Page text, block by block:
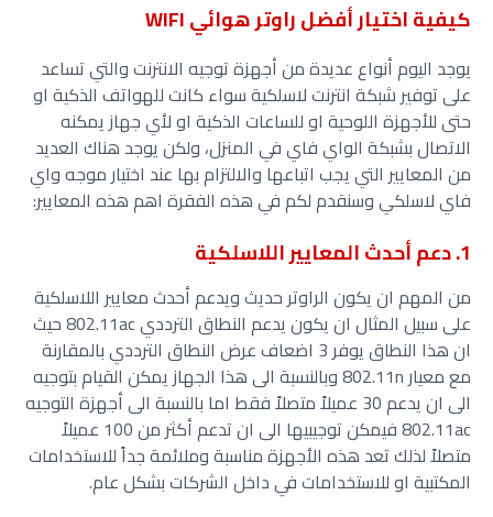
كيفية اختيار أفضل راوتر هوائي WIFI
يوجد اليوم أنواع عديدة من أجهزة توجيه الانترنت والتي تساعد
على توفير شبكة انترنت لاسلكية سواء كانت للهواتف الذكية او
حتى للأجهزة اللوحية او للساعات الذكية او لأي جهاز يمكنه
الاتصال بشبكة الواي فاي في المنزل، ولكن يوجد هناك العديد
من المعايير التي يجب اتباعها والالتزام بها عند اختيار موجه واي
فاي لاسلكي وسنقدم لكم في هذه الفقرة اهم هذه المعايير:
1. دعم أحدث المعايير اللاسلكية
من المهم ان يكون الراوتر حديث ويدعم أحدث معايير اللاسلكية
على سبيل المثال ان يكون يدعم النطاق الترددي 802.11ac حيث
ان هذا النطاق يوفر 3 اضعاف عرض النطاق الترددي بالمقارنة
مع معيار 802.11n وبالنسبة الى هذا الجهاز يمكن القيام بتوجيه
الى ان يدعم 30 عميلاً متصلاً فقط اما بالنسبة الى أجهزة التوجيه
802.11ac فيمكن توجيبيها الى ان تدعم أكثر من 100 عميلاً
متصلاً لذلك تعد هذه الأجهزة مناسبة وملائمة جداً للاستخدامات
المكتبية او للاستخدامات في داخل الشركات بشكل عام.